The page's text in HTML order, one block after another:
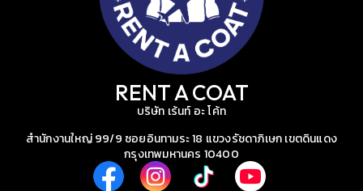
RENT A COAT
บริษัท เร้นท์ อะ โค้ท
สำนักงานใหญ่ 99/9 ซอยอินทามระ 18 แขวงรัชดาภิเษก เขตดินแดง
กรุงเทพมหานคร 10400